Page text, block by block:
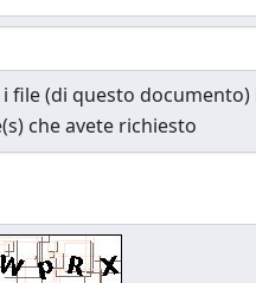
file (di questo
che avete richiesto